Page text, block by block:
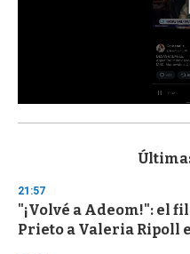
s
d
s
o
f
21:57
"¡Volvé a Adeom!": el
Prieto a Valeria Ripoll